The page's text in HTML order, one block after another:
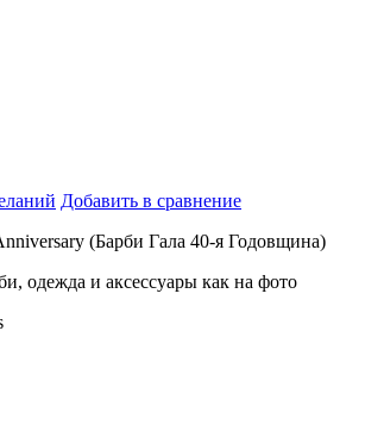
Добавить в сравнение
(Барби Гала 40-я Годовщина)
одежда и аксессуары как на фото